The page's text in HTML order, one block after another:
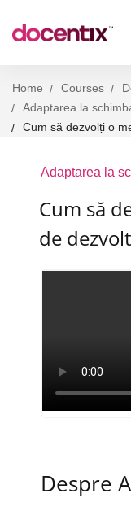
Home Courses
Adaptarea la
Cum să dezvolți o
Adaptarea la
Cum să
de
Despre